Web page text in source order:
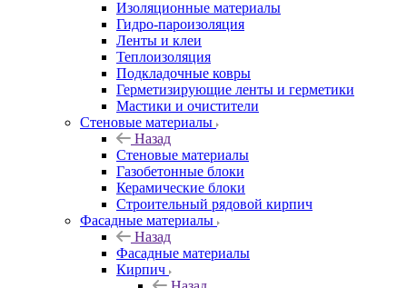
Изоляционные материалы
Гидро-пароизоляция
Ленты и клеи
Теплоизоляция
Подкладочные ковры
Герметизирующие ленты и герметики
Мастики и очистители
Стеновые материалы
Назад
Стеновые материалы
Газобетонные блоки
Керамические блоки
Строительный рядовой кирпич
Фасадные материалы
Назад
Фасадные материалы
Кирпич